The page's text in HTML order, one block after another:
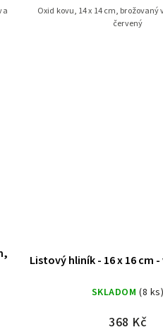
Oxid kovu, 14 x 14 cm, brožovaný
červený
Listový hliník - 16 x 16 cm
SKLADOM (8 ks)
368 Kč